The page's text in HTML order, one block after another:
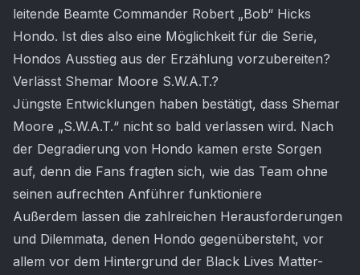
leitende Beamte Commander Robert „Bob“ Hicks
Hondo. Ist dies also eine Möglichkeit für die Serie,
Hondos Ausstieg aus der Erzählung vorzubereiten?
Verlässt Shemar Moore S.W.A.T.?
Jüngste Entwicklungen haben bestätigt, dass Shemar
Moore „S.W.A.T.“ nicht so bald verlassen wird. Nach
der Degradierung von Hondo kamen erste Sorgen
auf, denn die Fans fragten sich, wie das Team ohne
seinen aufrechten Anführer funktioniere
Außerdem lassen die zahlreichen Herausforderungen
und Dilemmata, denen Hondo gegenübersteht, vor
allem vor dem Hintergrund der Black Lives Matter-